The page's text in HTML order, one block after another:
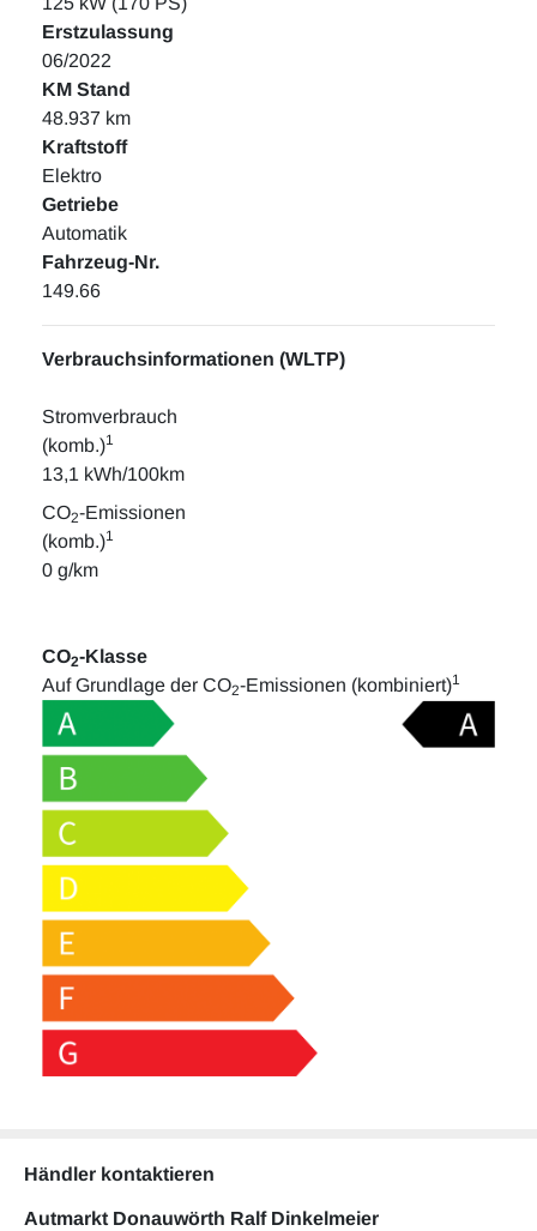
Erstzulassung
06/2022
KM Stand
48.937 km
Kraftstoff
Elektro
Getriebe
Automatik
Fahrzeug-Nr.
149.66
Verbrauchsinformationen (WLTP)
Stromverbrauch
(komb.)1
13,1 kWh/100km
CO2-Emissionen
(komb.)1
0 g/km
CO2-Klasse
Auf Grundlage der CO2-Emissionen (kombiniert)1
Händler kontaktieren
Autmarkt Donauwörth Ralf Dinkelmeier